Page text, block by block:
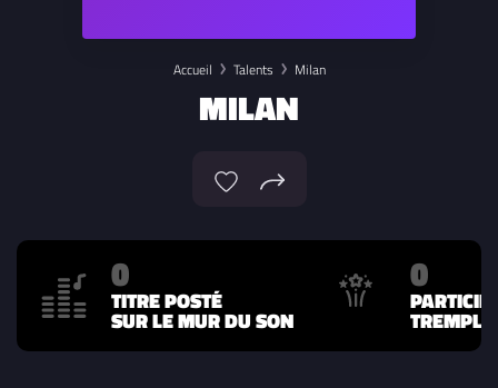
Accueil Talents Milan
MILAN
0
TITRE POSTÉ
SUR LE MUR DU SON
0